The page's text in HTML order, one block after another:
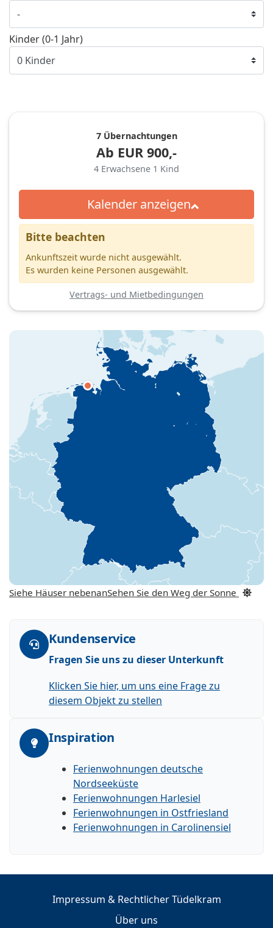
Kinder (0-1 Jahr)
7 Übernachtungen
Ab EUR 900,-
4 Erwachsene 1 Kind
Kalender anzeigen
Bitte beachten
Ankunftszeit wurde nicht ausgewählt.
Es wurden keine Personen ausgewählt.
Vertrags- und Mietbedingungen
Siehe Häuser nebenanSehen Sie den Weg der Sonne
Kundenservice
Fragen Sie uns zu dieser Unterkunft
Klicken Sie hier, um uns eine Frage zu
diesem Objekt zu stellen
Inspiration
Ferienwohnungen deutsche
Nordseeküste
Ferienwohnungen Harlesiel
Ferienwohnungen in Ostfriesland
Ferienwohnungen in Carolinensiel
Impressum & Rechtlicher Tüdelkram
Über uns